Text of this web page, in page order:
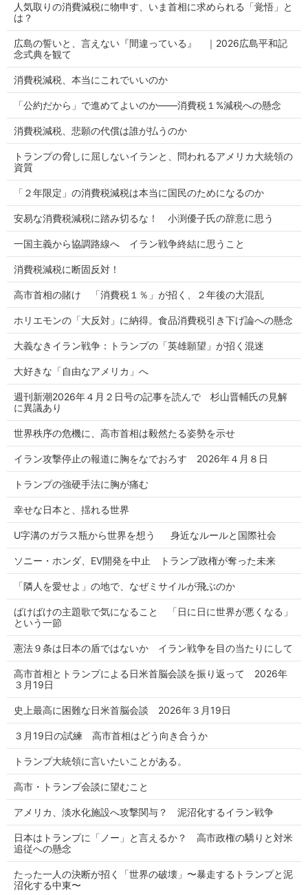
人気取りの消費減税に物申す、いま首相に求められる「覚悟」と
は？
広島の誓いと、言えない『間違っている』 ｜2026広島平和記
念式典を観て
消費税減税、本当にこれでいいのか
「公約だから」で進めてよいのか——消費税１%減税への懸念
消費税減税、悲願の代償は誰が払うのか
トランプの脅しに屈しないイランと、問われるアメリカ大統領の
資質
「２年限定」の消費税減税は本当に国民のためになるのか
安易な消費税減税に踏み切るな！ 小渕優子氏の辞意に思う
一国主義から協調路線へ イラン戦争終結に思うこと
消費税減税に断固反対！
高市首相の賭け 「消費税１％」が招く、２年後の大混乱
ホリエモンの「大反対」に納得。食品消費税引き下げ論への懸念
大義なきイラン戦争：トランプの「英雄願望」が招く混迷
大好きな「自由なアメリカ」へ
週刊新潮2026年４月２日号の記事を読んで 杉山晋輔氏の見解
に異議あり
世界秩序の危機に、高市首相は毅然たる姿勢を示せ
イラン攻撃停止の報道に胸をなでおろす 2026年４月８日
トランプの強硬手法に胸が痛む
幸せな日本と、揺れる世界
U字溝のガラス瓶から世界を想う 身近なルールと国際社会
ソニー・ホンダ、EV開発を中止 トランプ政権が奪った未来
「隣人を愛せよ」の地で、なぜミサイルが飛ぶのか
ばけばけの主題歌で気になること 「日に日に世界が悪くなる」
という一節
憲法９条は日本の盾ではないか イラン戦争を目の当たりにして
高市首相とトランプによる日米首脳会談を振り返って 2026年
３月19日
史上最高に困難な日米首脳会談 2026年３月19日
３月19日の試練 高市首相はどう向き合うか
トランプ大統領に言いたいことがある。
高市・トランプ会談に望むこと
アメリカ、淡水化施設へ攻撃関与？ 泥沼化するイラン戦争
日本はトランプに「ノー」と言えるか？ 高市政権の驕りと対米
追従への懸念
たった一人の決断が招く「世界の破壊」〜暴走するトランプと泥
沼化する中東〜